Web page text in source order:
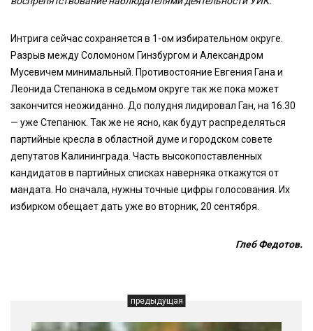
Интрига сейчас сохраняется в 1-ом избирательном округе.
Разрыв между Соломоном Гинзбургом и Александром
Мусевичем минимальный. Противостояние Евгения Гана и
Леонида Степанюка в седьмом округе так же пока может
закончится неожиданно. До полудня лидировал Ган, на 16.30
— уже Степанюк. Так же не ясно, как будут распределяться
партийные кресла в областной думе и городском совете
депутатов Калининграда. Часть высокопоставленных
кандидатов в партийных списках наверняка откажутся от
мандата. Но сначала, нужны точные цифры голосования. Их
избирком обещает дать уже во вторник, 20 сентября.
Глеб Федотов.
предыдущая